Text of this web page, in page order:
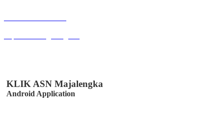
KLIK ASN Majalengka
Android Application